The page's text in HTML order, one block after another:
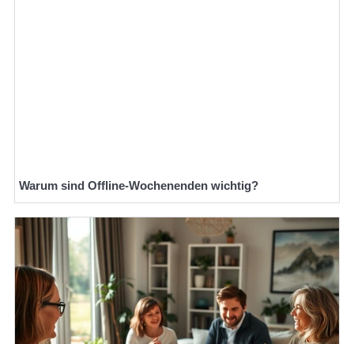
Warum sind Offline-Wochenenden wichtig?